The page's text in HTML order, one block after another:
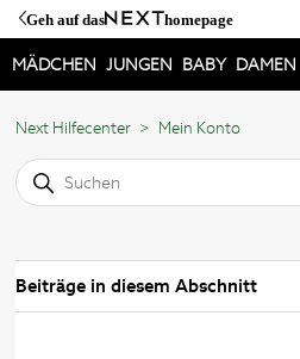
Geh auf das homepage
MÄDCHEN JUNGEN BABY DAMEN
Next Hilfecenter Mein Konto
Beiträge in diesem Abschnitt